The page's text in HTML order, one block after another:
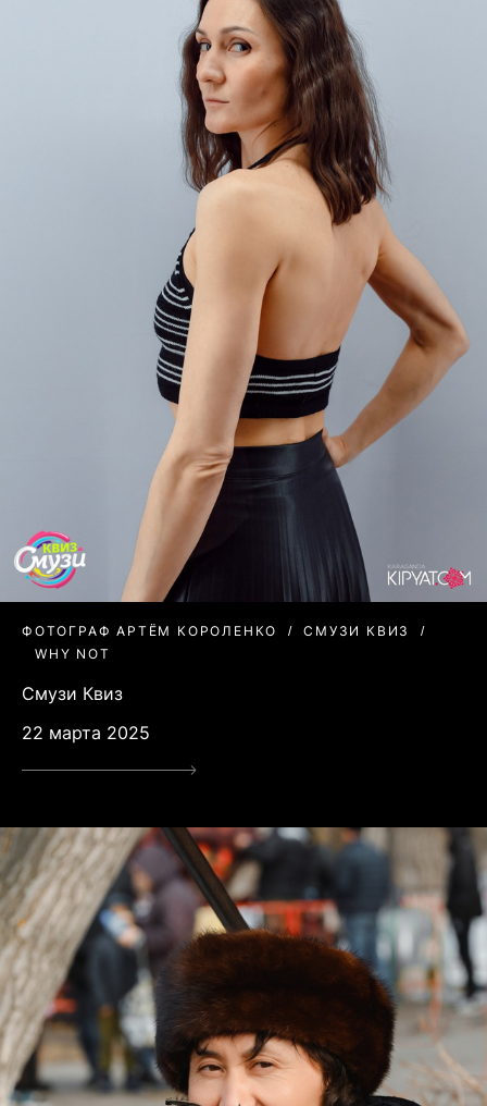
ФОТОГРАФ АРТЁМ КОРОЛЕНКО
СМУЗИ КВИЗ
WHY NOT
Смузи Квиз
22 марта 2025